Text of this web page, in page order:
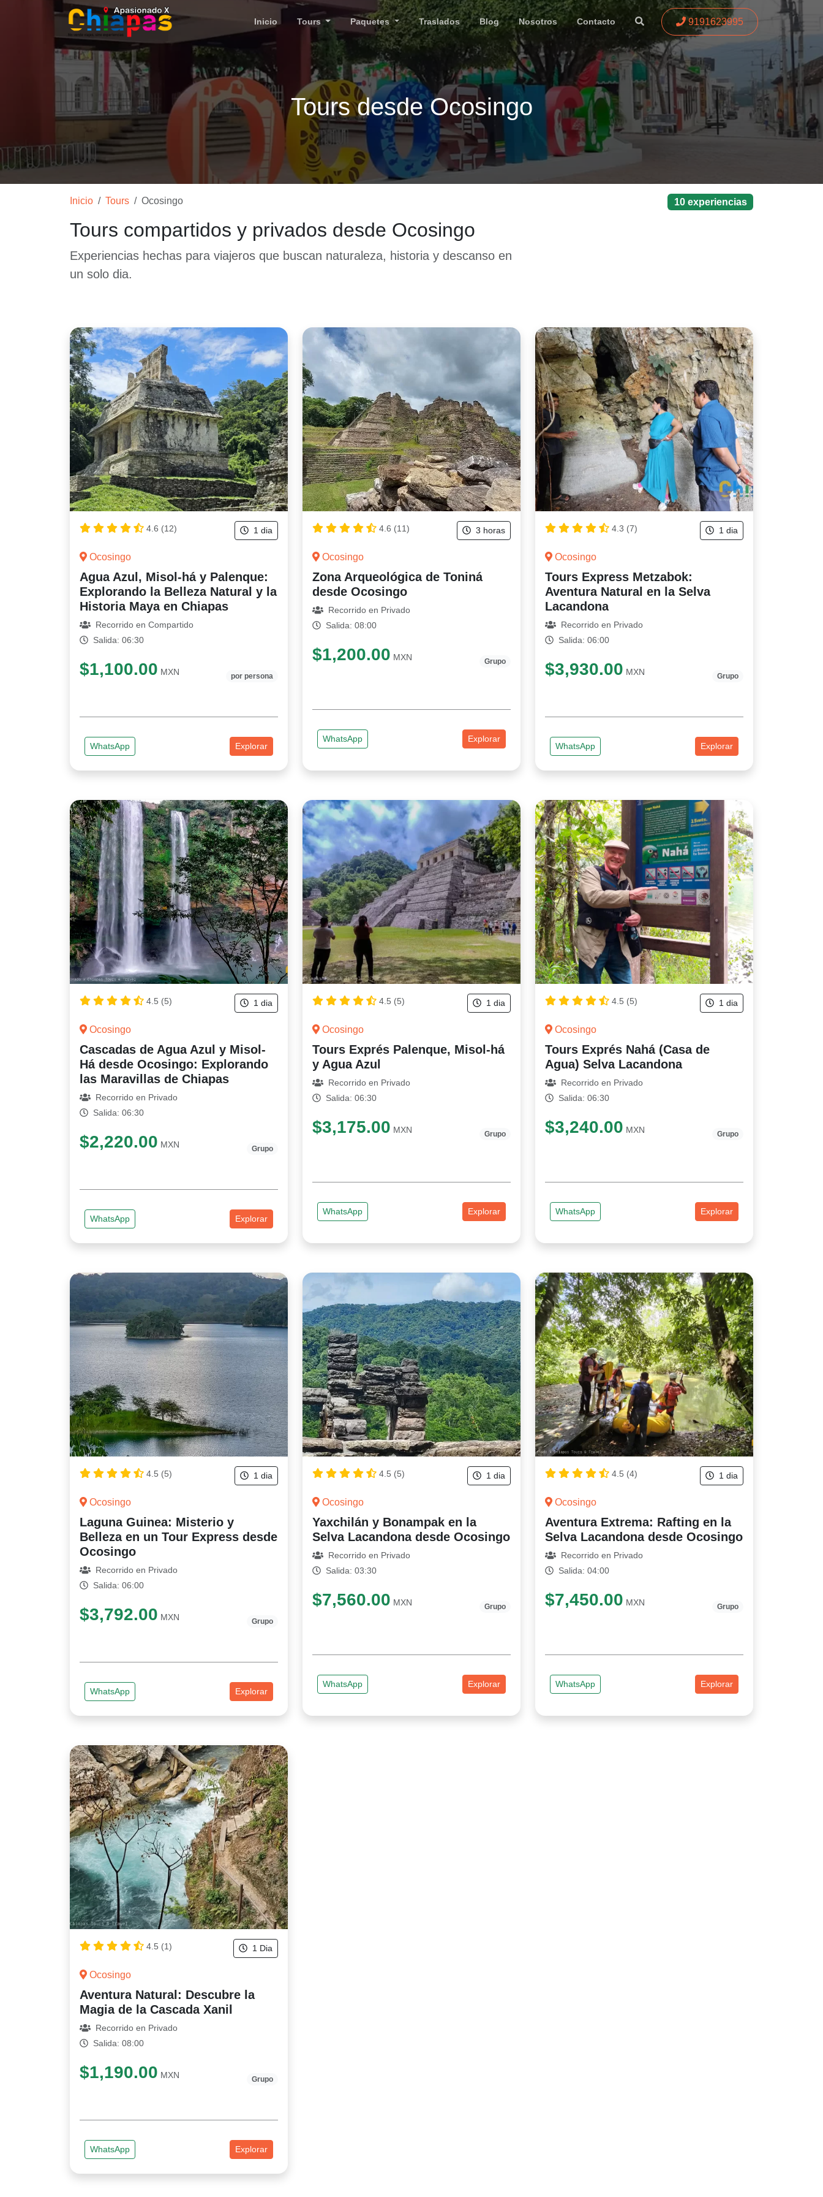
Inicio Tours Paquetes Traslados Blog Nosotros Contacto 9191623995
Tours desde Ocosingo
Inicio Tours Ocosingo
Tours compartidos y privados desde Ocosingo
Experiencias hechas para viajeros que buscan naturaleza, historia y descanso en
un solo dia.
10 experiencias
4.6 (12) 1 dia
Ocosingo
Agua Azul, Misol-há y Palenque:
Explorando la Belleza Natural y la
Historia Maya en Chiapas
Recorrido en Compartido
Salida: 06:30
$1,100.00 MXN por persona
WhatsApp Explorar
4.6 (11) 3 horas
Ocosingo
Zona Arqueológica de Toniná
desde Ocosingo
Recorrido en Privado
Salida: 08:00
$1,200.00 MXN Grupo
WhatsApp Explorar
4.3 (7) 1 dia
Ocosingo
Tours Express Metzabok:
Aventura Natural en la Selva
Lacandona
Recorrido en Privado
Salida: 06:00
$3,930.00 MXN Grupo
WhatsApp Explorar
4.5 (5) 1 dia
Ocosingo
Cascadas de Agua Azul y Misol-
Há desde Ocosingo: Explorando
las Maravillas de Chiapas
Recorrido en Privado
Salida: 06:30
$2,220.00 MXN Grupo
WhatsApp Explorar
4.5 (5) 1 dia
Ocosingo
Tours Exprés Palenque, Misol-há
y Agua Azul
Recorrido en Privado
Salida: 06:30
$3,175.00 MXN Grupo
WhatsApp Explorar
4.5 (5) 1 dia
Ocosingo
Tours Exprés Nahá (Casa de
Agua) Selva Lacandona
Recorrido en Privado
Salida: 06:30
$3,240.00 MXN Grupo
WhatsApp Explorar
4.5 (5) 1 dia
Ocosingo
Laguna Guinea: Misterio y
Belleza en un Tour Express desde
Ocosingo
Recorrido en Privado
Salida: 06:00
$3,792.00 MXN Grupo
WhatsApp Explorar
4.5 (5) 1 dia
Ocosingo
Yaxchilán y Bonampak en la
Selva Lacandona desde Ocosingo
Recorrido en Privado
Salida: 03:30
$7,560.00 MXN Grupo
WhatsApp Explorar
4.5 (4) 1 dia
Ocosingo
Aventura Extrema: Rafting en la
Selva Lacandona desde Ocosingo
Recorrido en Privado
Salida: 04:00
$7,450.00 MXN Grupo
WhatsApp Explorar
4.5 (1) 1 Dia
Ocosingo
Aventura Natural: Descubre la
Magia de la Cascada Xanil
Recorrido en Privado
Salida: 08:00
$1,190.00 MXN Grupo
WhatsApp Explorar